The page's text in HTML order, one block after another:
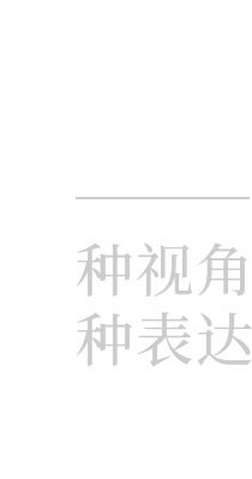
种视
种表达